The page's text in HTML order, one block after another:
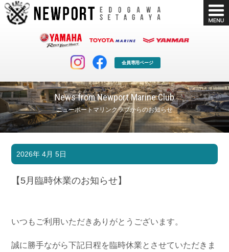
会員専用ページ
News from Newport Marine Club
ニューポートマリンクラブからのお知らせ
マリンクラブ
マリンライフを堪能したい！
ボート販売
ボート免許
長年の実績と信頼！
Shop Info. Blog
お問い合わせ
Contact us Company
2026年 4月 5日
【5月臨時休業のお知らせ】
いつもご利用いただきありがとうございます。
誠に勝手ながら下記日程を臨時休業とさせていただきま